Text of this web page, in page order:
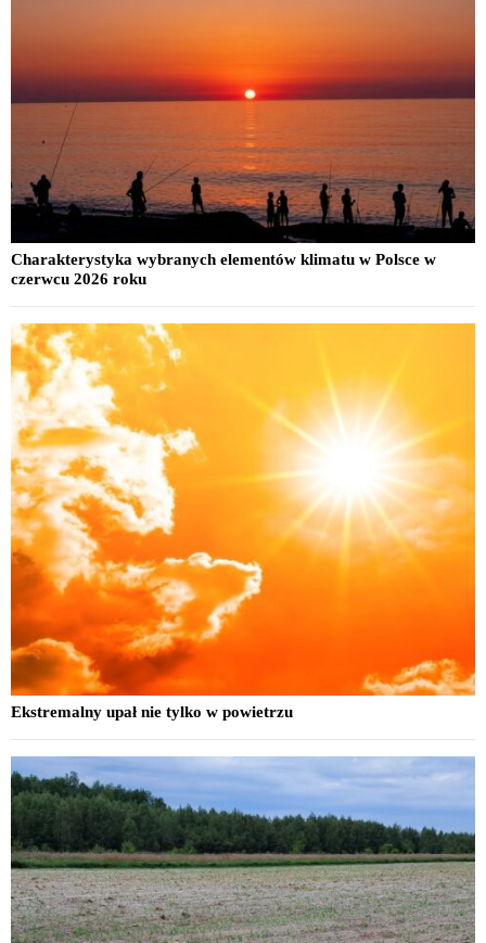
Charakterystyka wybranych elementów klimatu w Polsce w
czerwcu 2026 roku
Ekstremalny upał nie tylko w powietrzu